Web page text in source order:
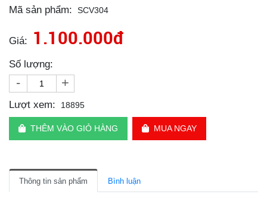
Mã sản phẩm: SCV304
Giá: 1.100.000đ
Số lượng:
- +
Lượt xem: 18895
THÊM VÀO GIỎ HÀNG MUA NGAY
Thông tin sản phẩm Bình luận